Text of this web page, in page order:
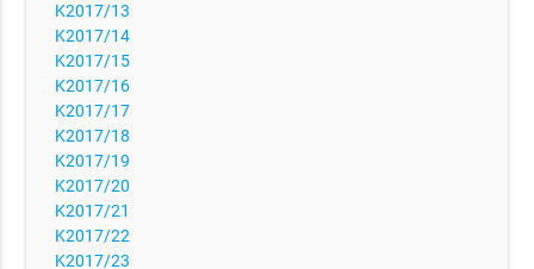
K2017/13
K2017/14
K2017/15
K2017/16
K2017/17
K2017/18
K2017/19
K2017/20
K2017/21
K2017/22
K2017/23